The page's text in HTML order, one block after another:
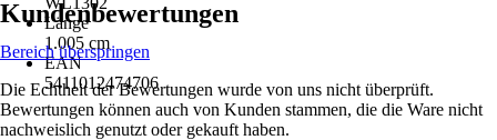
Länge
1.005 cm
EAN
5411012474706
Kundenbewertungen
Bereich überspringen
Die Echtheit der Bewertungen wurde von uns nicht überprüft.
Bewertungen können auch von Kunden stammen, die die Ware nicht
nachweislich genutzt oder gekauft haben.